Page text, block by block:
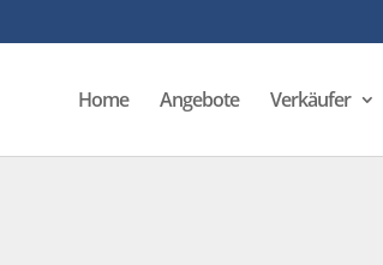
Home Angebote Verkäufer